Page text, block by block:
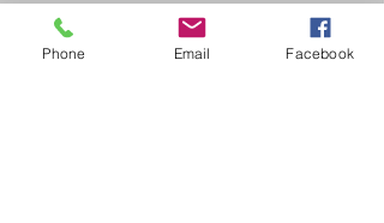
Начало
За АТИИ
Phone Email Facebook